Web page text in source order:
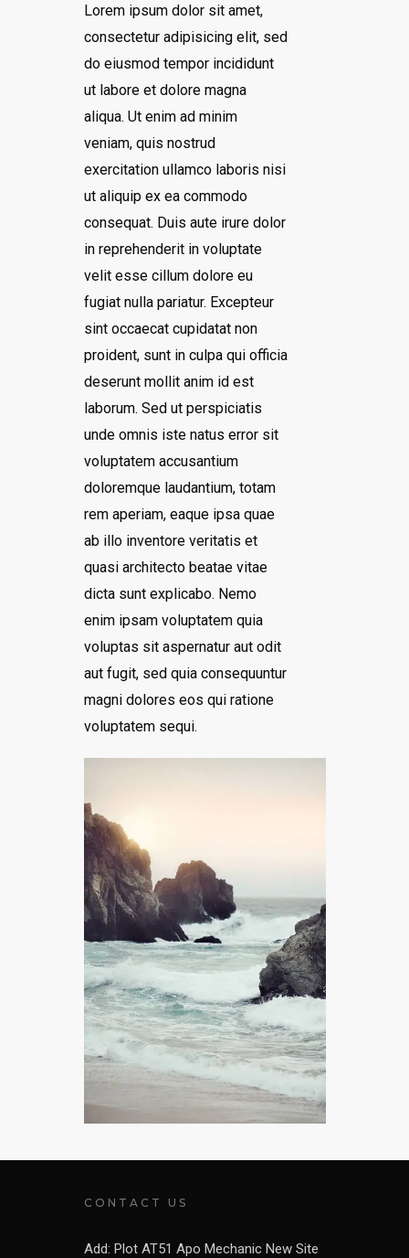
Lorem ipsum dolor sit amet,
consectetur adipisicing elit, sed
do eiusmod tempor incididunt
ut labore et dolore magna
aliqua. Ut enim ad minim
veniam, quis nostrud
exercitation ullamco laboris nisi
ut aliquip ex ea commodo
consequat. Duis aute irure dolor
in reprehenderit in voluptate
velit esse cillum dolore eu
fugiat nulla pariatur. Excepteur
sint occaecat cupidatat non
proident, sunt in culpa qui officia
deserunt mollit anim id est
laborum. Sed ut perspiciatis
unde omnis iste natus error sit
voluptatem accusantium
doloremque laudantium, totam
rem aperiam, eaque ipsa quae
ab illo inventore veritatis et
quasi architecto beatae vitae
dicta sunt explicabo. Nemo
enim ipsam voluptatem quia
voluptas sit aspernatur aut odit
aut fugit, sed quia consequuntur
magni dolores eos qui ratione
voluptatem sequi.
CONTACT US
Add: Plot AT51 Apo Mechanic New Site